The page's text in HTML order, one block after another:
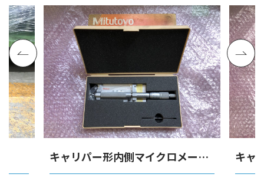
キャリパー形内側マイクロメータ
ー
キャ
ー